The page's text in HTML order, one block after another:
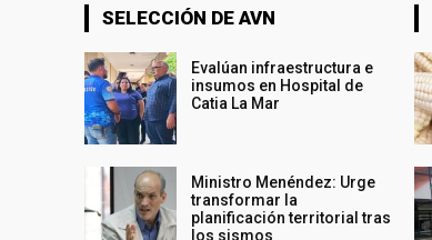
SELECCIÓN DE AVN
Evalúan infraestructura e
insumos en Hospital de
Catia La Mar
Ministro Menéndez: Urge
transformar la
planificación territorial tras
los sismos